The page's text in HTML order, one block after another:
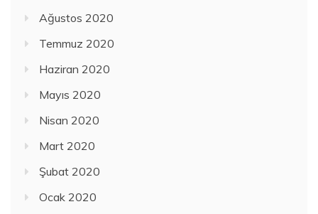
Ağustos 2020
Temmuz 2020
Haziran 2020
Mayıs 2020
Nisan 2020
Mart 2020
Şubat 2020
Ocak 2020